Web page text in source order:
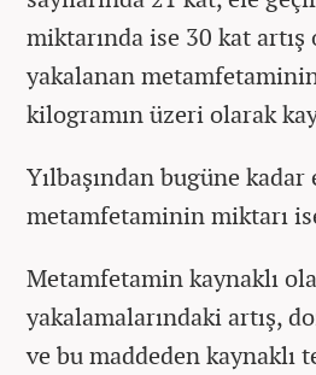
miktarında ise 30 kat artış
yakalanan
kilogramın üzeri olarak
Yılbaşından bugüne
metamfetaminin miktarı
Metamfetamin kaynaklı
yakalamalarındaki artış,
ve bu maddeden kaynaklı